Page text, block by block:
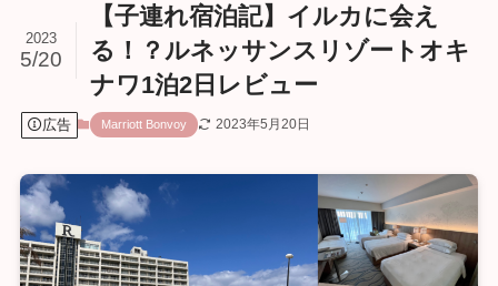
【子連れ宿泊記】イルカに会え
る！？ルネッサンスリゾートオキ
ナワ1泊2日レビュー
2023
5/20
広告 Marriott Bonvoy 2023年5月20日